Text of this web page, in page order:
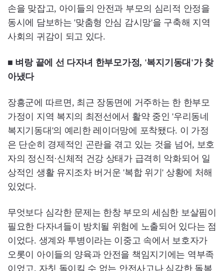
손을 맞잡고, 아이들의 안전과 부모의 심리적 안정을
동시에 담보하는 '맞춤형 안심 감시망'을 구축해 지역
사회의 귀감이 되고 있다.
■ 벼랑 끝에 선 다자녀 한부모가정, '복지기동대'가 찾
아냈다
장흥군에 따르면, 최근 장동면에 거주하는 한 한부모
가정이 지역 복지의 최전선에서 활약 중인 '우리동네
복지기동대'의 예리한 레이더망에 포착됐다. 이 가정
은 단순히 경제적인 곤란을 겪고 있는 것을 넘어, 보호
자의 정신적·신체적 건강 상태가 급격히 악화되어 일
상적인 생활 유지조차 버거운 '복합 위기' 상황에 처해
있었다.
무엇보다 심각한 문제는 한창 부모의 세심한 보살핌이
필요한 다자녀들이 방치될 위험에 노출되어 있다는 점
이었다. 생계와 투병이라는 이중고 속에서 보호자가
오롯이 아이들의 양육과 안전을 책임지기에는 역부족
이었고, 자칫 돌이킬 수 없는 안전사고나 심각한 돌봄